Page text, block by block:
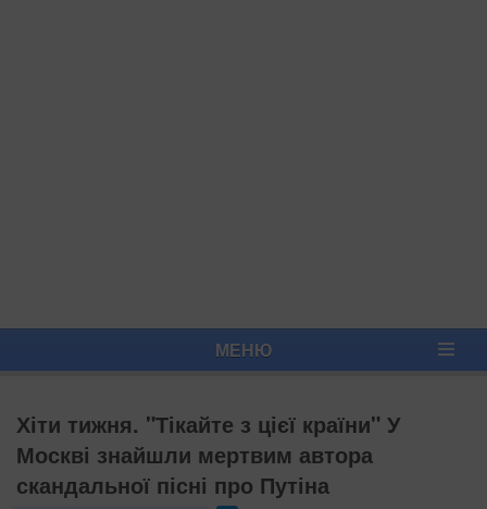
МЕНЮ
Хіти тижня. "Тікайте з цієї країни" У
Москві знайшли мертвим автора
скандальної пісні про Путіна